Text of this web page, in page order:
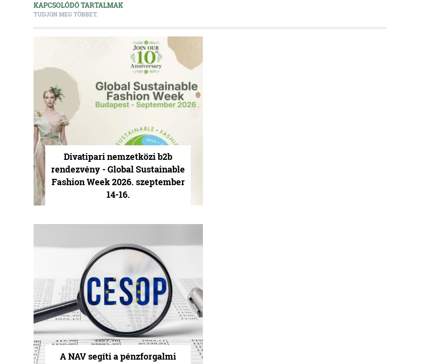
KAPCSOLÓDÓ TARTALMAK
TUDJON MEG TÖBBET.
Divatipari nemzetközi b2b
rendezvény - Global Sustainable
Fashion Week 2026. szeptember
14-16.
A NAV segíti a pénzforgalmi